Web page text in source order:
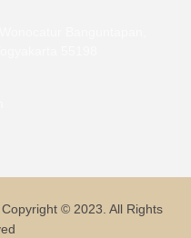
© 2023. All Rights